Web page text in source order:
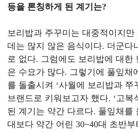
등을 론칭하게 된 계기는?
보리밥과 주꾸미는 대중적이지만
데는 많지 않은 음식이다. 더군다
로 없다. 그럼에도 보리밥에 대한
은 수요가 많다. 그렇기에 풀잎채
를 돌출시켜 ‘사월에 보리밥과 쭈
브랜드로 키워보고자 했다. ‘고복
된 계기는 약간 다르다. 풀잎채를
대보다 약간 어린 30~40대 초반부